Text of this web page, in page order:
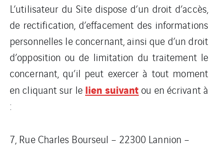
L’utilisateur du Site dispose d’un droit d’accès,
de rectification, d’effacement des informations
personnelles le concernant, ainsi que d’un droit
d’opposition ou de limitation du traitement le
concernant, qu’il peut exercer à tout moment
en cliquant sur le lien suivantou en écrivant à
:
7, Rue Charles Bourseul – 22300 Lannion –